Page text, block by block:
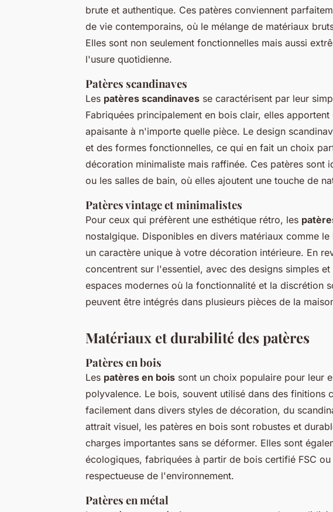
brute et authentique. Ces patères conviennent
de vie contemporains, où le mélange de matériaux
Elles sont non seulement fonctionnelles mais aussi
l'usure quotidienne.
Patères scandinaves
Les patères scandinaves se caractérisent par leur
Fabriquées principalement en bois clair, elles
apaisante à n'importe quelle pièce. Le design
et des formes fonctionnelles, ce qui en fait un choix
décoration minimaliste mais raffinée. Ces patères sont
ou les salles de bain, où elles ajoutent une touche de
Patères vintage et minimalistes
Pour ceux qui préfèrent une esthétique rétro, les
nostalgique. Disponibles en divers matériaux comme
un caractère unique à votre décoration intérieure. En
concentrent sur l'essentiel, avec des designs simples
espaces modernes où la fonctionnalité et la discrétion
peuvent être intégrés dans plusieurs pièces de la
Matériaux et durabilité des patères
Patères en bois
Les patères en bois sont un choix populaire pour leur
polyvalence. Le bois, souvent utilisé dans des finitions
facilement dans divers styles de décoration, du
attrait visuel, les patères en bois sont robustes et
charges importantes sans se déformer. Elles sont
écologiques, fabriquées à partir de bois certifié FSC
respectueuse de l'environnement.
Patères en métal